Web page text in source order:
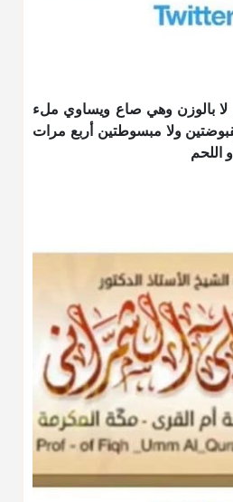
لا بالوزن وهي صاع ويساوي ملء
ولا مبسوطتين أربع مرات
اللحم